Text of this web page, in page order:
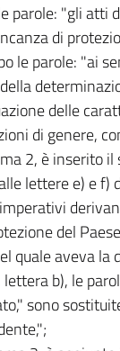
parole: "gli atti
di
le parole: "ai
delle
di genere,
2, è inserito il
lettere e) e f)
del
quale aveva la
b), le
sono